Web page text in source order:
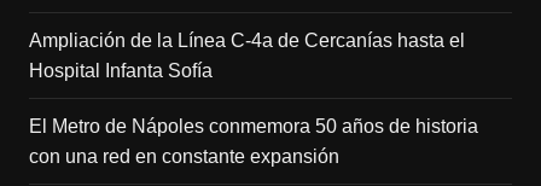
Ampliación de la Línea C-4a de Cercanías hasta el
Hospital Infanta Sofía
El Metro de Nápoles conmemora 50 años de historia
con una red en constante expansión